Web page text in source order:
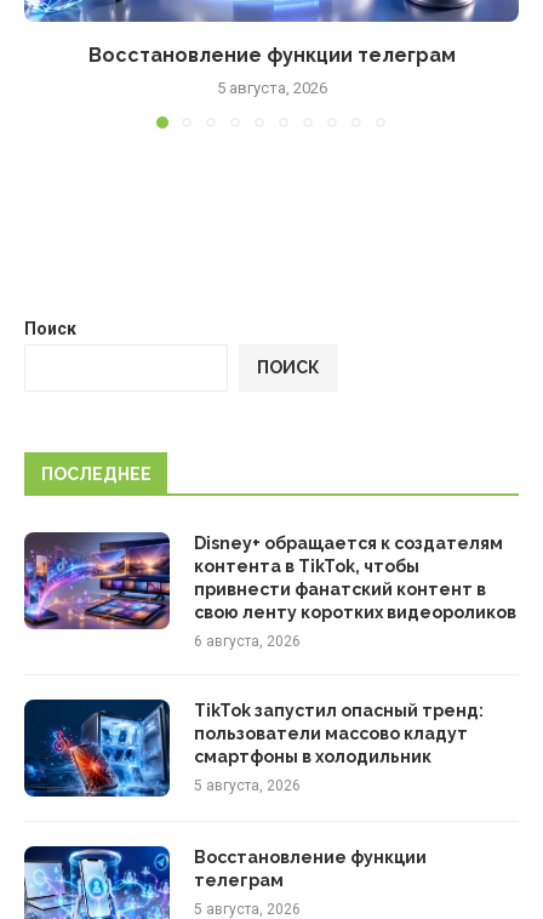
Восстановление функции телеграм
5 августа, 2026
Поиск
ПОИСК
ПОСЛЕДНЕЕ
Disney+ обращается к создателям
контента в TikTok, чтобы
привнести фанатский контент в
свою ленту коротких видеороликов
6 августа, 2026
TikTok запустил опасный тренд:
пользователи массово кладут
смартфоны в холодильник
5 августа, 2026
Восстановление функции
телеграм
5 августа, 2026